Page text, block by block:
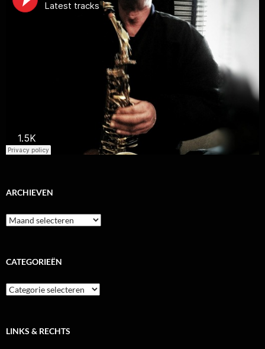
ARCHIEVEN
Archieven
CATEGORIEËN
Categorieën
LINKS & RECHTS